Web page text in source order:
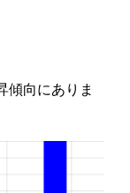
傾向にありま